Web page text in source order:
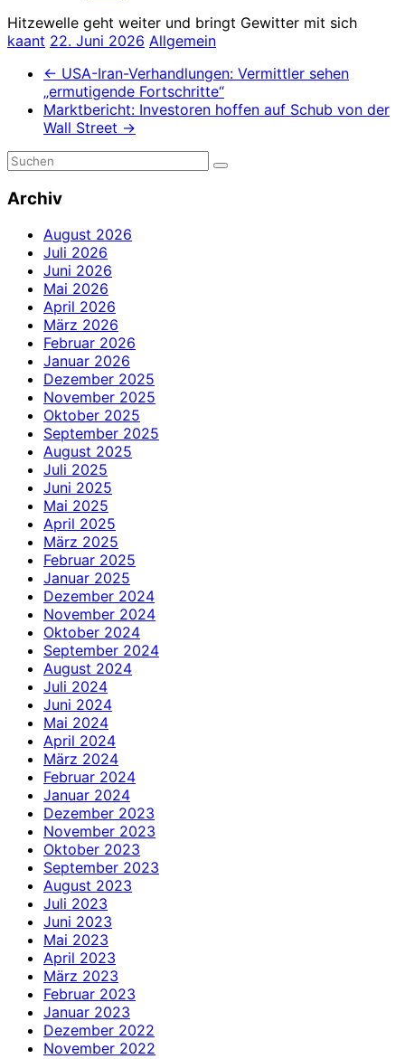
Hitzewelle geht weiter und bringt Gewitter mit sich
kaant 22. Juni 2026 Allgemein
← USA-Iran-Verhandlungen: Vermittler sehen
„ermutigende Fortschritte“
Marktbericht: Investoren hoffen auf Schub von der
Wall Street →
Archiv
August 2026
Juli 2026
Juni 2026
Mai 2026
April 2026
März 2026
Februar 2026
Januar 2026
Dezember 2025
November 2025
Oktober 2025
September 2025
August 2025
Juli 2025
Juni 2025
Mai 2025
April 2025
März 2025
Februar 2025
Januar 2025
Dezember 2024
November 2024
Oktober 2024
September 2024
August 2024
Juli 2024
Juni 2024
Mai 2024
April 2024
März 2024
Februar 2024
Januar 2024
Dezember 2023
November 2023
Oktober 2023
September 2023
August 2023
Juli 2023
Juni 2023
Mai 2023
April 2023
März 2023
Februar 2023
Januar 2023
Dezember 2022
November 2022